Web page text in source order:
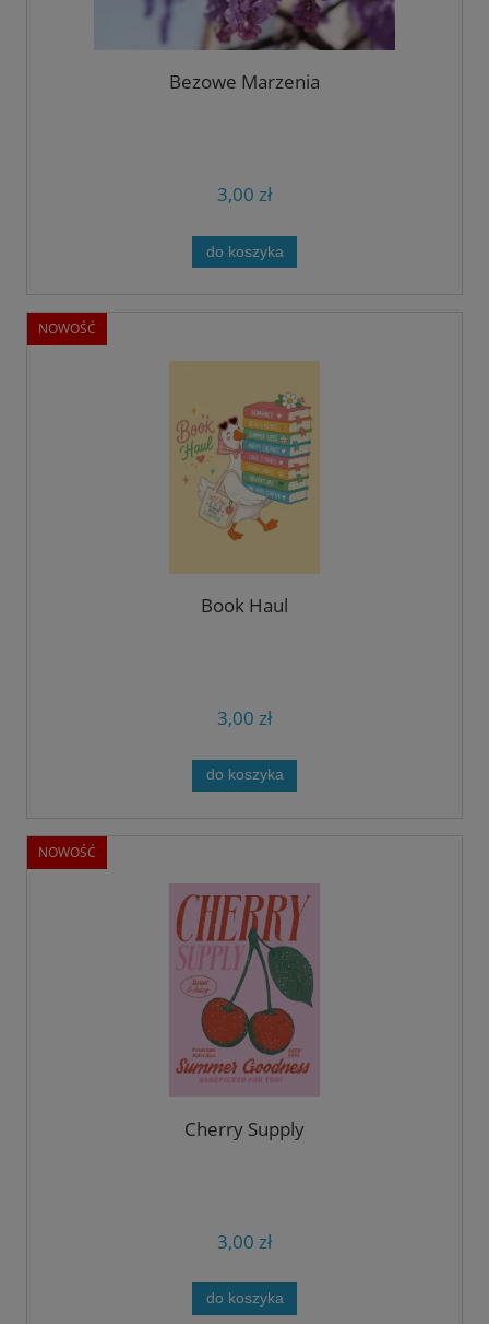
Bezowe Marzenia
3,00 zł
do koszyka
Book Haul
3,00 zł
do koszyka
NOWOŚĆ
Cherry Supply
3,00 zł
do koszyka
NOWOŚĆ